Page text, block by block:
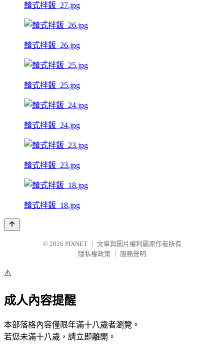
韓式拌飯_27.jpg
韓式拌飯_26.jpg
韓式拌飯_25.jpg
韓式拌飯_24.jpg
韓式拌飯_23.jpg
韓式拌飯_18.jpg
© 2026 PIXNET
文章與圖片權利屬原作者所有
隱私權政策
服務聲明
⚠️
成人內容提醒
本部落格內容僅限年滿十八歲者瀏覽。
若您未滿十八歲，請立即離開。